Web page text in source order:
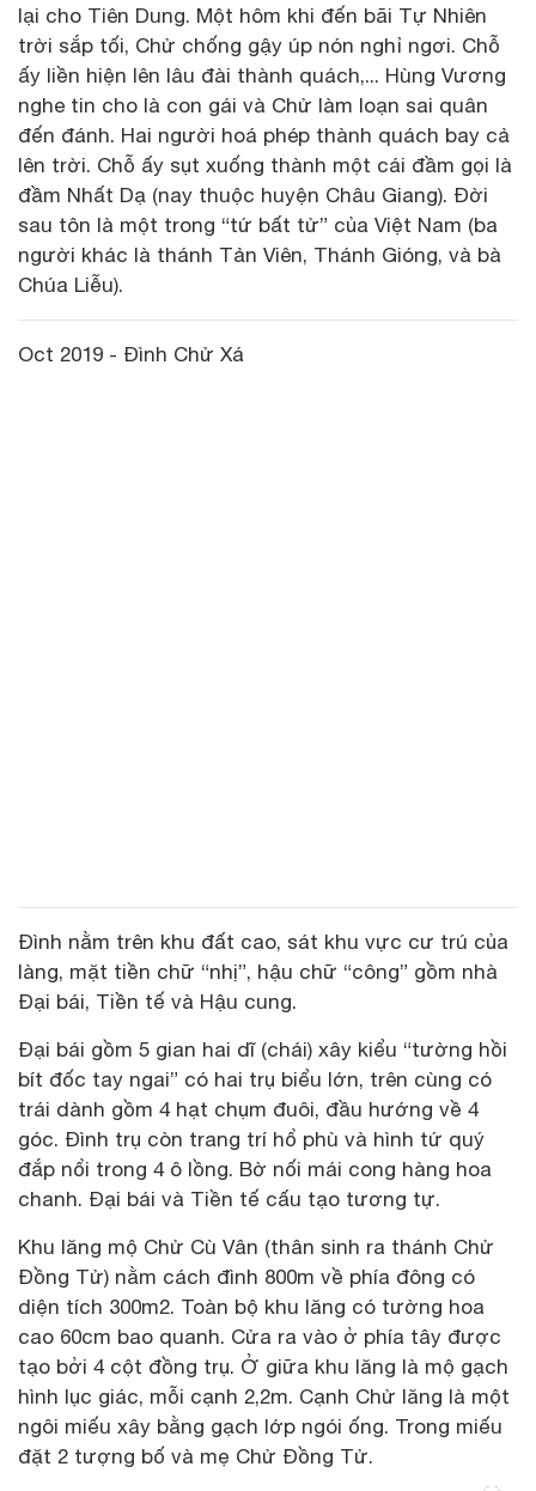
lại cho Tiên Dung. Một hôm khi đến bãi Tự Nhiên
trời sắp tối, Chử chống gậy úp nón nghỉ ngơi. Chỗ
ấy liền hiện lên lâu đài thành quách,... Hùng Vương
nghe tin cho là con gái và Chử làm loạn sai quân
đến đánh. Hai người hoá phép thành quách bay cả
lên trời. Chỗ ấy sụt xuống thành một cái đầm gọi là
đầm Nhất Dạ (nay thuộc huyện Châu Giang). Đời
sau tôn là một trong “tứ bất tử” của Việt Nam (ba
người khác là thánh Tản Viên, Thánh Gióng, và bà
Chúa Liễu).
Oct 2019 - Đình Chử Xá
Đình nằm trên khu đất cao, sát khu vực cư trú của
làng, mặt tiền chữ “nhị”, hậu chữ “công” gồm nhà
Đại bái, Tiền tế và Hậu cung.
Đại bái gồm 5 gian hai dĩ (chái) xây kiểu “tường hồi
bít đốc tay ngai” có hai trụ biểu lớn, trên cùng có
trái dành gồm 4 hạt chụm đuôi, đầu hướng về 4
góc. Đình trụ còn trang trí hổ phù và hình tứ quý
đắp nổi trong 4 ô lồng. Bờ nối mái cong hàng hoa
chanh. Đại bái và Tiền tế cấu tạo tương tự.
Khu lăng mộ Chử Cù Vân (thân sinh ra thánh Chử
Đồng Tử) nằm cách đình 800m về phía đông có
diện tích 300m2. Toàn bộ khu lăng có tường hoa
cao 60cm bao quanh. Cửa ra vào ở phía tây được
tạo bởi 4 cột đồng trụ. Ở giữa khu lăng là mộ gạch
hình lục giác, mỗi cạnh 2,2m. Cạnh Chử lăng là một
ngôi miếu xây bằng gạch lớp ngói ống. Trong miếu
đặt 2 tượng bố và mẹ Chử Đồng Tử.